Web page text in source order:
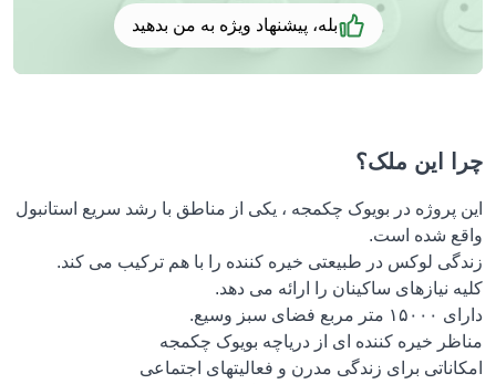
بله، پیشنهاد ویژه به من بدهید
این ملک؟
پروژه در بویوک چکمجه ، یکی از مناطق با رشد سریع استانبول
شده است.
لوکس در طبیعتی خیره کننده را با هم ترکیب می کند.
نیازهای ساکینان را ارائه می دهد.
سبز وسیع.
خیره کننده ای از دریاچه بویوک چکمجه
برای زندگی مدرن و فعالیتهای اجتماعی